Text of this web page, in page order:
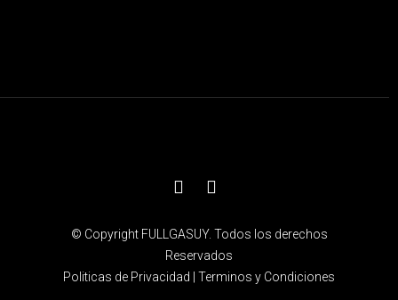
© Copyright FULLGASUY. Todos los derechos
Reservados
Politicas de Privacidad
Terminos y Condiciones